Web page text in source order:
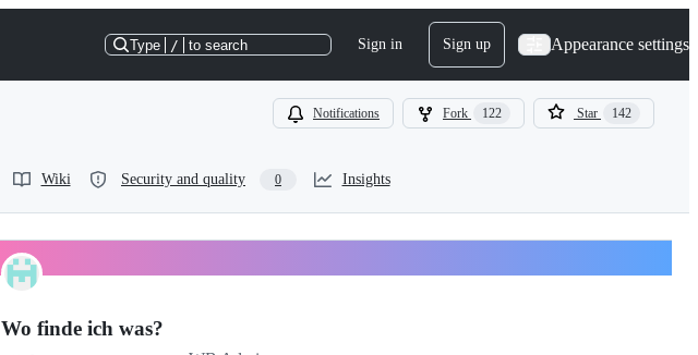
Type / to search Sign in Sign up Appearance settings
Notifications Fork 122 Star 142
Wiki Security and quality 0 Insights
Wo finde ich was?